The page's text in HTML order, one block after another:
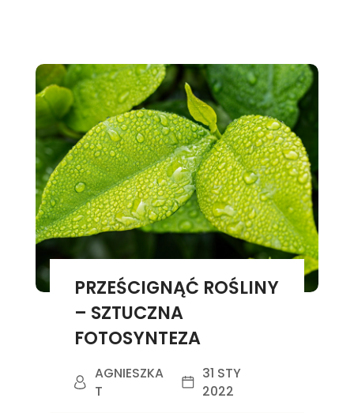
PRZEŚCIGNĄĆ ROŚLINY
– SZTUCZNA
FOTOSYNTEZA
AGNIESZKA
T
31 STY
2022